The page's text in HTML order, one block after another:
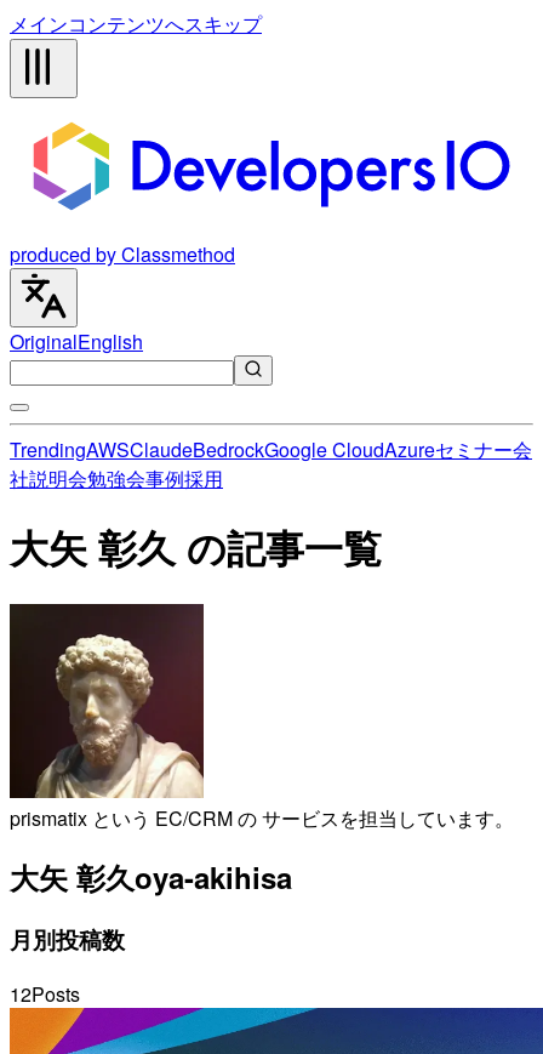
メインコンテンツへスキップ
produced by Classmethod
OriginalEnglish
TrendingAWSClaudeBedrockGoogle CloudAzureセミナー会
社説明会勉強会事例採用
大矢 彰久 の記事一覧
prismatix という EC/CRM の サービスを担当しています。
大矢 彰久oya-akihisa
月別投稿数
12Posts